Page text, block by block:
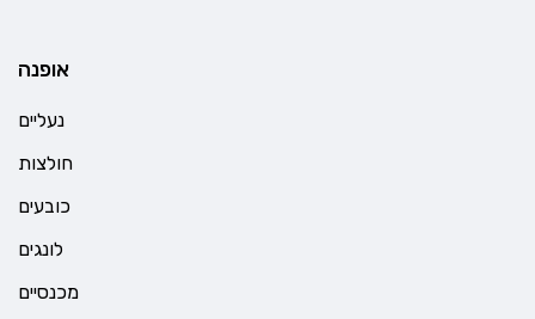
אופנה
נעליים
חולצות
כובעים
לונגים
מכנסיים